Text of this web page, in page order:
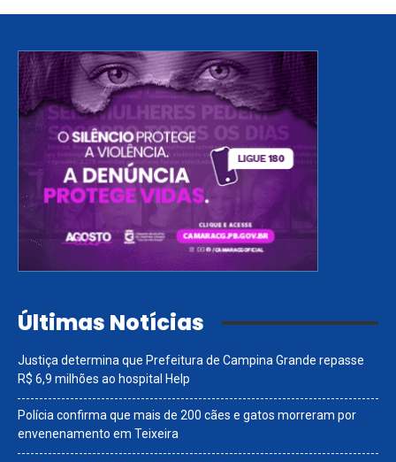
Últimas Notícias
Justiça determina que Prefeitura de Campina Grande repasse
R$ 6,9 milhões ao hospital Help
Polícia confirma que mais de 200 cães e gatos morreram por
envenenamento em Teixeira